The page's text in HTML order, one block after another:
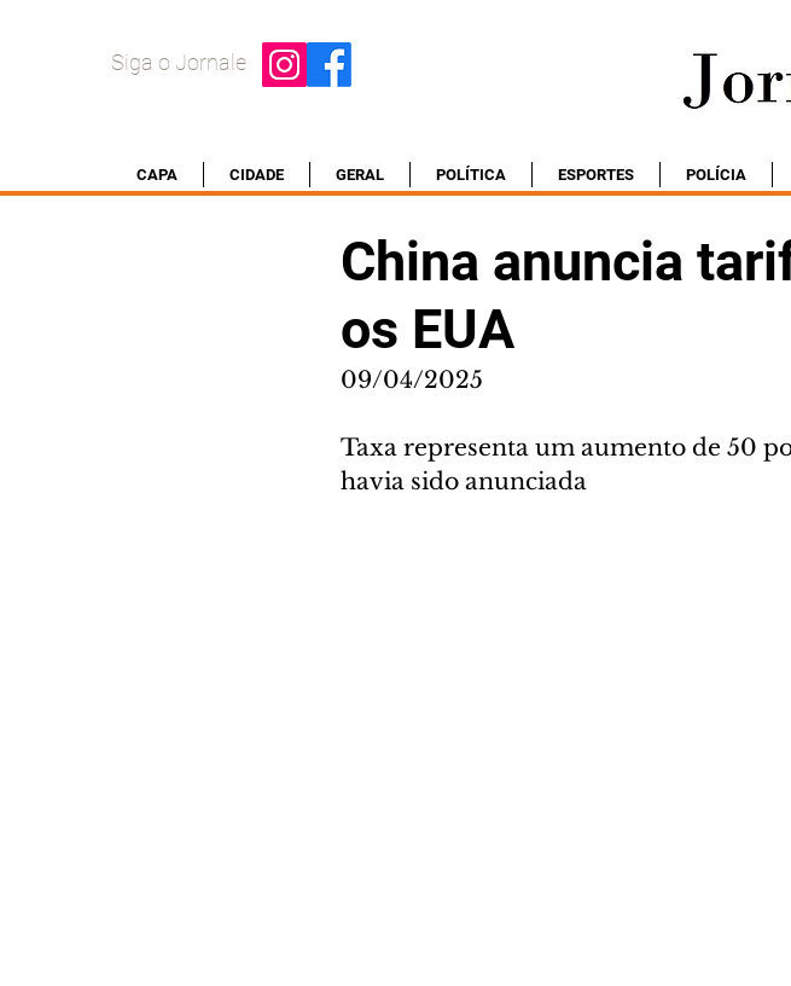
Siga o Jornale
CAPA CIDADE GERAL POLÍTICA ESPORTES POLÍCIA
China anuncia
os EUA
09/04/2025
Taxa representa um aumento de 50
havia sido anunciada